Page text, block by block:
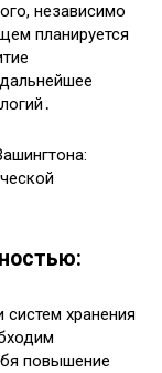
независимо
планируется
хранения
повышение